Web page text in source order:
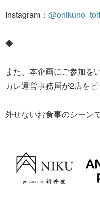
Instagram：
◆
また、本企画にご参加を
カレ運営事務局が2店をピ
外せないお食事のシーン